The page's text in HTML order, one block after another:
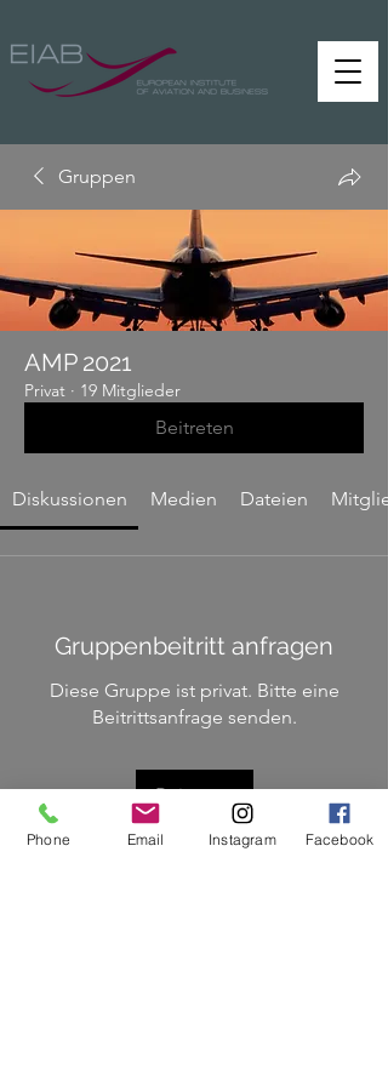
Gruppen
AMP 2021
Privat · 19 Mitglieder
Beitreten
Diskussionen Medien Dateien
Gruppenbeitritt anfragen
Diese Gruppe ist privat. Bitte eine
Beitrittsanfrage senden.
Beitreten
Phone Email Instagram Facebook